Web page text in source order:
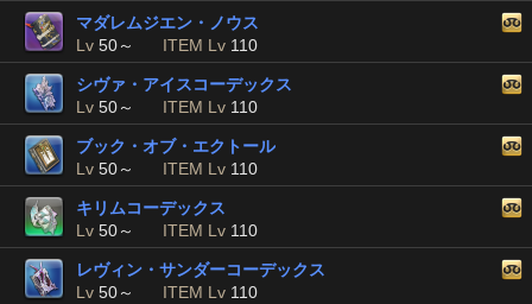
マダレムジエン・ノウス
Lv 50～ ITEM Lv 110
シヴァ・アイスコーデックス
Lv 50～ ITEM Lv 110
ブック・オブ・エクトール
Lv 50～ ITEM Lv 110
キリムコーデックス
Lv 50～ ITEM Lv 110
レヴィン・サンダーコーデックス
Lv 50～ ITEM Lv 110